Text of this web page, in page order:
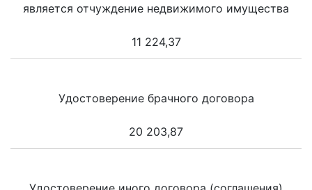
является отчуждение недвижимого имущества
11 224,37
Удостоверение брачного договора
20 203,87